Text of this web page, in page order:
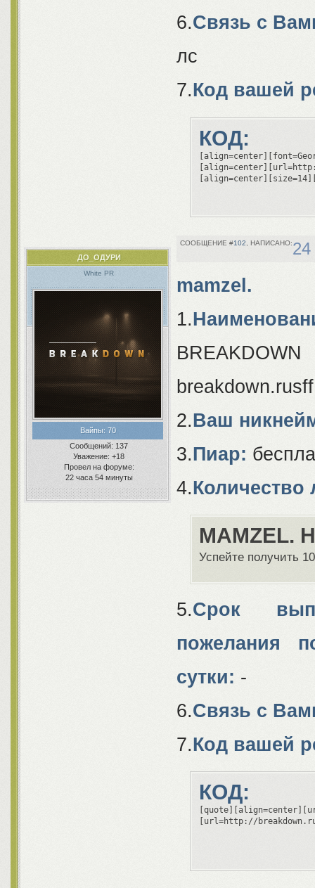
6.Связь с
лс
7.Код вашей
КОД:
102
ДО_ОДУРИ
White PR
Вайпы:70
Сообщений: 137
Уважение: +18
Провел на форуме:
22 часа 54 минуты
mamzel.
1.
BREAKDOWN
2.Ваш
3.Пиар:
4.Количество
MAMZEL.
Успейте получить
5.Срок
пожелания
сутки: -
6.Связь с
7.Код вашей
КОД: